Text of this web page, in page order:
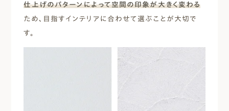
仕上げのパターンによって空間の印象が大きく変わる
ため、目指すインテリアに合わせて選ぶことが大切で
す。